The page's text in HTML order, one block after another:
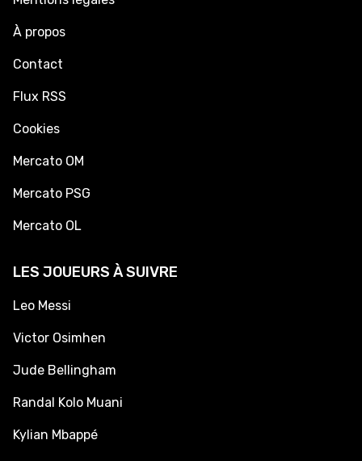
À propos
Contact
Flux RSS
Cookies
Mercato OM
Mercato PSG
Mercato OL
LES JOUEURS À SUIVRE
Leo Messi
Victor Osimhen
Jude Bellingham
Randal Kolo Muani
Kylian Mbappé